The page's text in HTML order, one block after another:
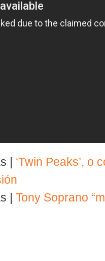
| ‘Twin Peaks’, o
| Tony Soprano